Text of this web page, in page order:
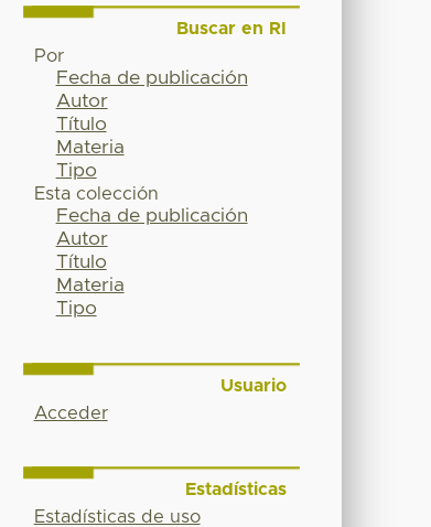
Buscar en RI
Por
Fecha de publicación
Autor
Título
Materia
Tipo
Esta colección
Fecha de publicación
Autor
Título
Materia
Tipo
Usuario
Acceder
Estadísticas
Estadísticas de uso